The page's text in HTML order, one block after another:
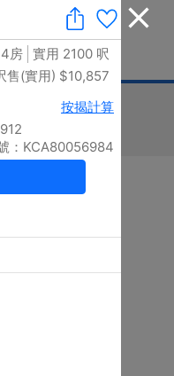
| ENG
計算 印花稅
排序
/ 有相： 5788 個